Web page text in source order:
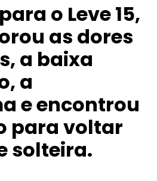
o Leve 15,
as dores
a baixa
a
e encontrou
para voltar
solteira.